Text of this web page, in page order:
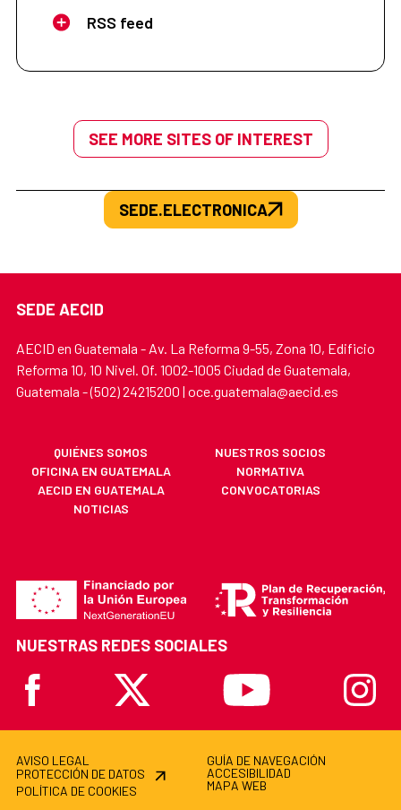
RSS feed
SEE MORE SITES OF INTEREST
SEDE.ELECTRONICA
SEDE AECID
AECID en Guatemala - Av. La Reforma 9-55, Zona 10, Edificio
Reforma 10, 10 Nivel. Of. 1002-1005 Ciudad de Guatemala,
Guatemala - (502) 24215200 | oce.guatemala@aecid.es
QUIÉNES SOMOS
NUESTROS SOCIOS
OFICINA EN GUATEMALA
NORMATIVA
AECID EN GUATEMALA
CONVOCATORIAS
NOTICIAS
NUESTRAS REDES SOCIALES
Facebook
X Youtube
AVISO LEGAL
PROTECCIÓN DE DATOS
POLÍTICA DE COOKIES
GUÍA DE NAVEGACIÓN
ACCESIBILIDAD
MAPA WEB